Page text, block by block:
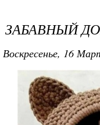
ЗАБАВНЫЙ
Воскресенье, 16